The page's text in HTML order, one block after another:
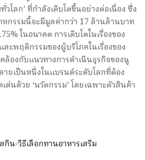
วโลก’ ที่กำลังเติบโตขึ้นอย่างต่อเนื่อง ซึ่ง
หกรรมนี้จะมีมูลค่ากว่า 17 ล้านล้านบาท
ในอนาคต การเติบโตในเรื่องของ
ะพฤติกรรมของผู้บริโภคในเรื่องของ
ล้องกับแนวทางการดำเนินธุรกิจของนู
ยเป็นหนึ่งในแบรนด์ระดับโลกที่ต้อง
ด่นด้วย ‘นวัตกรรม’ โดยเฉพาะตัวสินค้า